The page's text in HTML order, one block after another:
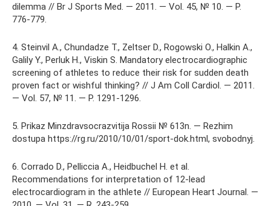
dilemma // Br J Sports Med. — 2011. — Vol. 45, № 10. — P.
776-779.
4. Steinvil A., Chundadze T., Zeltser D., Rogowski O., Halkin A.,
Galily Y., Perluk H., Viskin S. Mandatory electrocardiographic
screening of athletes to reduce their risk for sudden death
proven fact or wishful thinking? // J Am Coll Cardiol. — 2011.
— Vol. 57, № 11. — P. 1291-1296.
5. Prikaz Minzdravsocrazvitija Rossii № 613n. — Rezhim
dostupa https://rg.ru/2010/10/01/sport-dok.html, svobodnyj.
6. Corrado D., Pelliccia A., Heidbuchel H. et al.
Recommendations for interpretation of 12-lead
electrocardiogram in the athlete // European Heart Journal. —